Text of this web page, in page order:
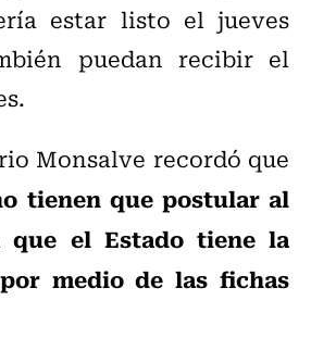
estar listo el jueves
puedan recibir el
Monsalve recordó que
tienen que postular al
que el Estado tiene la
medio de las fichas